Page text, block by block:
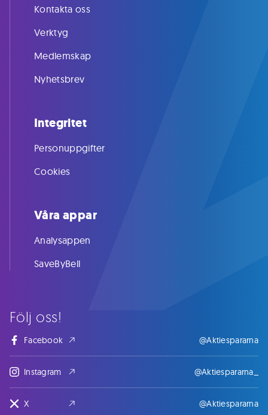
Följ oss!
Facebook @Aktiespararna
Instagram @Aktiespararna_
X @Aktiespararna
Kontakta oss
Verktyg
Medlemskap
Nyhetsbrev
Integritet
Personuppgifter
Cookies
Våra appar
Analysappen
SaveByBell